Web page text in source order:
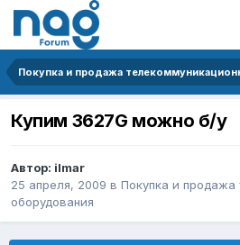
Купим 3627G можно б/у
Автор: ilmar
25 апреля, 2009 в Покупка и продажа
оборудования